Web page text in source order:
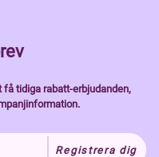
få tidiga rabatt-erbjudanden,
Registrera dig